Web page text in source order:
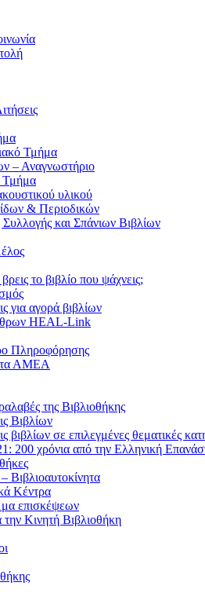
Τμήμα
– Αναγνωστήριο
Τμήμα
υλικού
& Περιοδικών
και Σπάνιων Βιβλίων
το βιβλίο που ψάχνεις;
για αγορά βιβλίων
HEAL-Link
Πληροφόρησης
ΑΜΕΑ
της Βιβλιοθήκης
Βιβλίων
βιβλίων σε επιλεγμένες θεματικές
200 χρόνια από την Ελληνική
Βιβλιοαυτοκίνητα
Κέντρα
επισκέψεων
την Κινητή Βιβλιοθήκη